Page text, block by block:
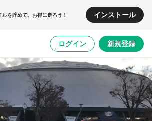
ルを貯めて、お得に走ろう！ インストール
ログイン 新規登録